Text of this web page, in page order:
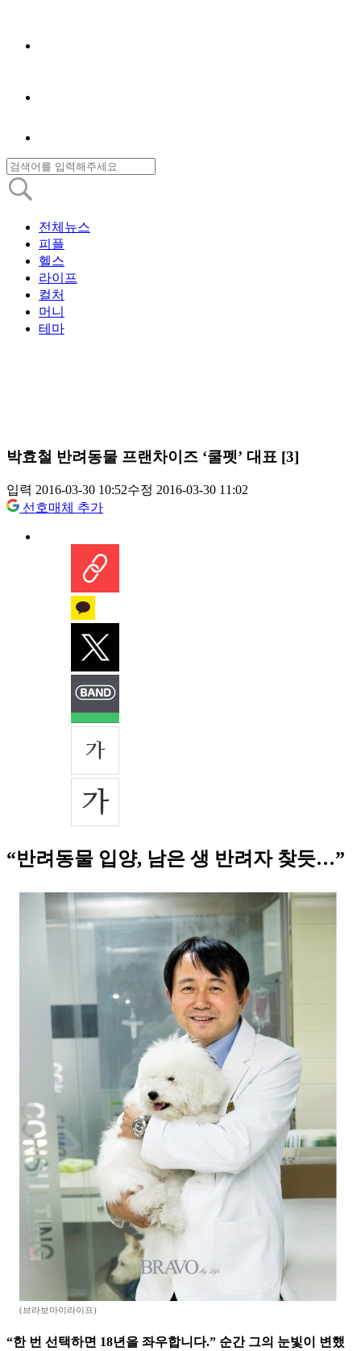
전체뉴스
피플
헬스
라이프
컬처
머니
테마
박효철 반려동물 프랜차이즈 ‘쿨펫’ 대표 [3]
입력 2016-03-30 10:52수정 2016-03-30 11:02
선호매체 추가
“반려동물 입양, 남은 생 반려자 찾듯…”
(브라보마이라이프)
“한 번 선택하면 18년을 좌우합니다.” 순간 그의 눈빛이 변했